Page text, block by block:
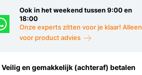
Ook in het weekend tussen 9:00 en
18:00
Onze experts zitten voor je klaar! Alleen
voor product advies
Veilig en gemakkelijk (achteraf) betalen